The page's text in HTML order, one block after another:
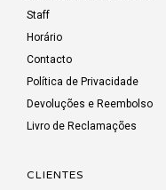
Staff
Horário
Contacto
Política de Privacidade
Devoluções e Reembolso
Livro de Reclamações
CLIENTES